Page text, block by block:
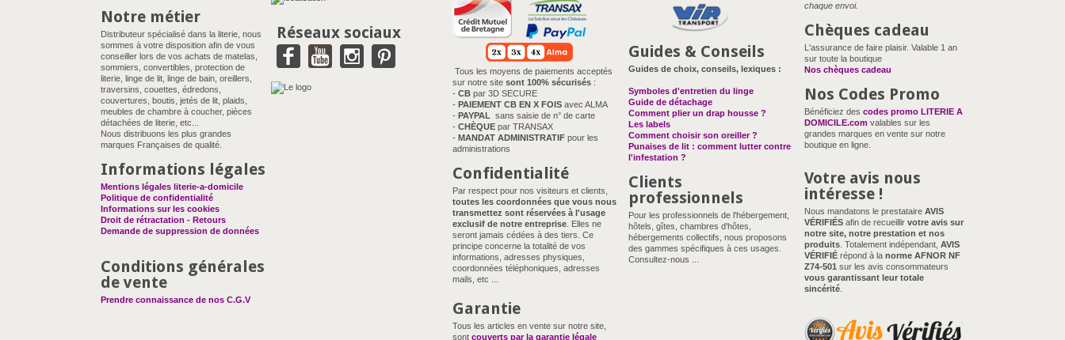
Notre métier
Distributeur spécialisé dans la literie, nous
sommes à votre disposition afin de vous
conseiller lors de vos achats de matelas,
sommiers, convertibles, protection de
literie, linge de lit, linge de bain, oreillers,
traversins, couettes, édredons,
couvertures, boutis, jetés de lit, plaids,
meubles de chambre à coucher, pièces
détachées de literie, etc...
Nous distribuons les plus grandes
marques Françaises de qualité.
Informations légales
Mentions légales literie-a-domicile
Politique de confidentialité
Informations sur les cookies
Droit de rétractation - Retours
Demande de suppression de données
Conditions générales
de vente
Prendre connaissance de nos C.G.V
Réseaux sociaux
Tous les moyens de paiements acceptés
sur notre site sont 100% sécurisés :
- CB par 3D SECURE
- PAIEMENT CB EN X FOIS avec ALMA
- PAYPAL sans saisie de n° de carte
- CHÈQUE par TRANSAX
- MANDAT ADMINISTRATIF pour les
administrations
Confidentialité
Par respect pour nos visiteurs et clients,
toutes les coordonnées que vous nous
transmettez sont réservées à l'usage
exclusif de notre entreprise . Elles ne
seront jamais cédées à des tiers. Ce
principe concerne la totalité de vos
informations, adresses physiques,
coordonnées téléphoniques, adresses
mails, etc ...
Garantie
Tous les articles en vente sur notre site,
sont couverts par la garantie légale
Guides & Conseils
Guides de choix, conseils, lexiques :
Symboles d'entretien du linge
Guide de détachage
Comment plier un drap housse ?
Les labels
Comment choisir son oreiller ?
Punaises de lit : comment lutter contre
l'infestation ?
Clients
professionnels
Pour les professionnels de l'hébergement,
hôtels, gîtes, chambres d'hôtes,
hébergements collectifs, nous proposons
des gammes spécifiques à ces usages.
Consultez-nous ...
chaque envoi.
Chèques cadeau
L'assurance de faire plaisir. Valable 1 an
sur toute la boutique
Nos chèques cadeau
Nos Codes Promo
Bénéficiez des codes promo LITERIE A
DOMICILE.com valables sur les
grandes marques en vente sur notre
boutique en ligne.
Votre avis nous
intéresse !
Nous mandatons le prestataire AVIS
VÉRIFIÉS afin de recueillir votre avis sur
notre site, notre prestation et nos
produits . Totalement indépendant, AVIS
VÉRIFIÉ répond à la norme AFNOR NF
Z74-501 sur les avis consommateurs
vous garantissant leur totale
sincérité